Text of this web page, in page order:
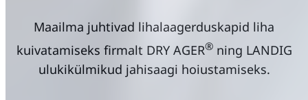
Maailma juhtivad lihalaagerduskapid liha
kuivatamiseks firmalt DRY AGER®ning LANDIG
ulukikülmikud jahisaagi hoiustamiseks.